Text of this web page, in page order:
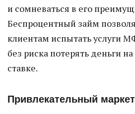
и сомневаться в его
Беспроцентный займ
клиентам испытать услуги
без риска потерять деньги
ставке.
Привлекательный